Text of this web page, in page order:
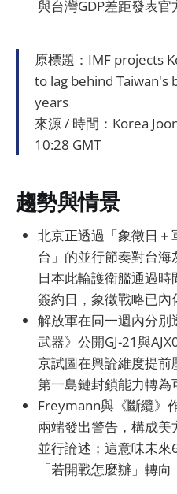
與台灣GDP差距發表官
原標題：IMF projects
to lag behind Taiwan's
years
來源 / 時間：Korea
10:28 GMT
趨勢與情景
北京正透過「象徵日
台」的並行節奏對台海
日本此輪護衛艦通過時
簽約日，象徵戰略已內
解放軍在同一週內分
武器》公開GJ-21與
京試圖在輿論維度提
第一島鏈封鎖能力轉為
Freymann與《斷纜》
兩端發出警告，構成
並行論述；這意味未
「若開戰怎麼辦」轉